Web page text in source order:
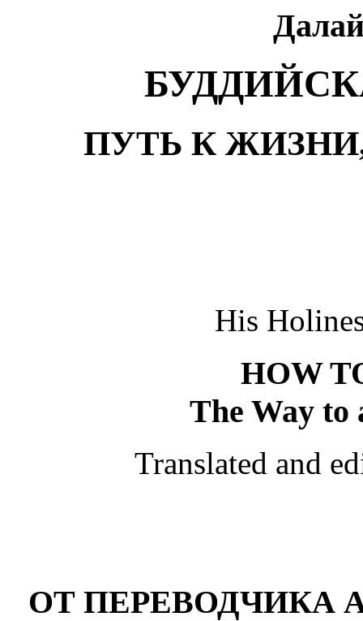
ПУТЬ К
His
HOW
The Way
Translated and
ОТ ПЕРЕВОДЧИКА